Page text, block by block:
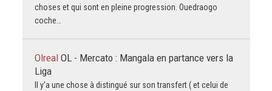
choses et qui sont en pleine progression. Ouedraogo
coche…
Olreal OL - Mercato : Mangala en partance vers la
Liga
Il y’a une chose à distingué sur son transfert ( et celui de